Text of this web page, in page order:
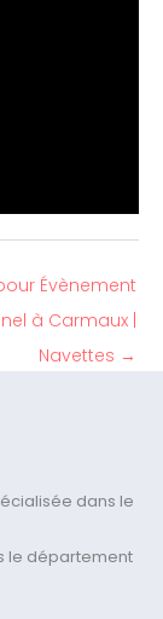
Évènement
à Carmaux |
Navettes →
dans le
le département